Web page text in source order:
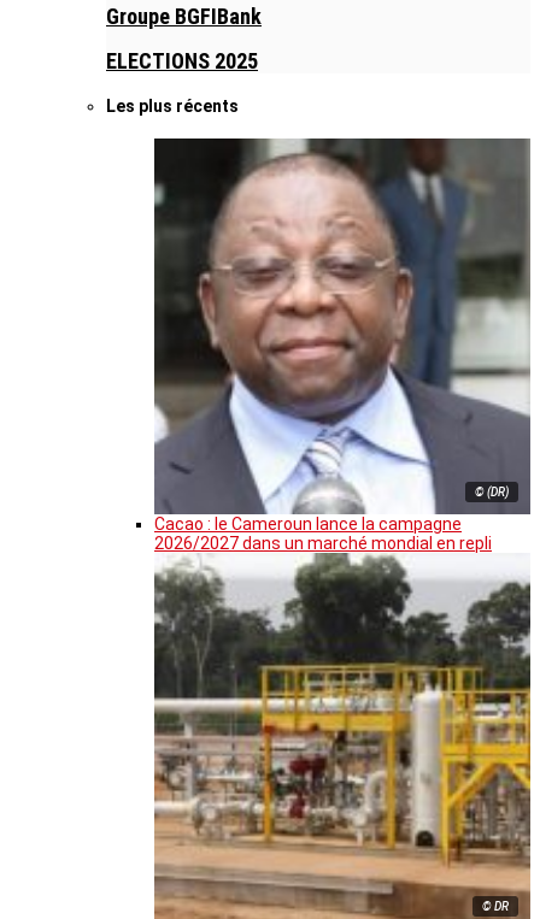
Groupe BGFIBank
ELECTIONS 2025
Les plus récents
© (DR)
Cacao : le Cameroun lance la campagne
2026/2027 dans un marché mondial en repli
© DR